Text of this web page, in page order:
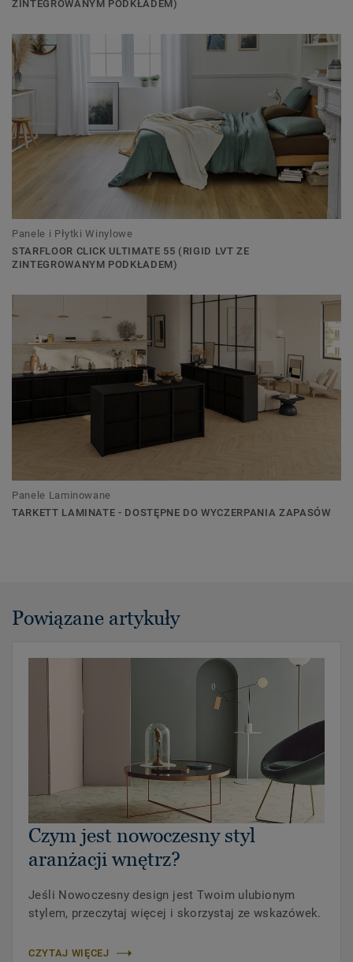
ZINTEGROWANYM PODKŁADEM)
Panele i Płytki Winylowe
STARFLOOR CLICK ULTIMATE 55 (RIGID LVT ZE
ZINTEGROWANYM PODKŁADEM)
Panele Laminowane
TARKETT LAMINATE - DOSTĘPNE DO WYCZERPANIA ZAPASÓW
Powiązane artykuły
Czym jest nowoczesny styl
aranżacji wnętrz?
Jeśli Nowoczesny design jest Twoim ulubionym
stylem, przeczytaj więcej i skorzystaj ze wskazówek.
CZYTAJ WIĘCEJ